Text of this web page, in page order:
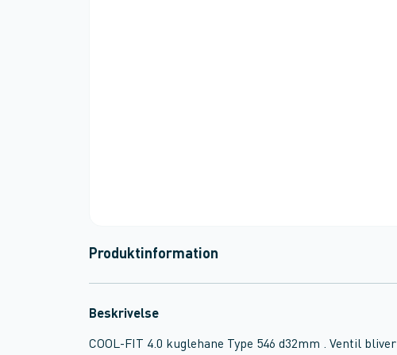
Produktinformation
Beskrivelse
COOL-FIT 4.0 kuglehane Type 546 d32mm . Ventil